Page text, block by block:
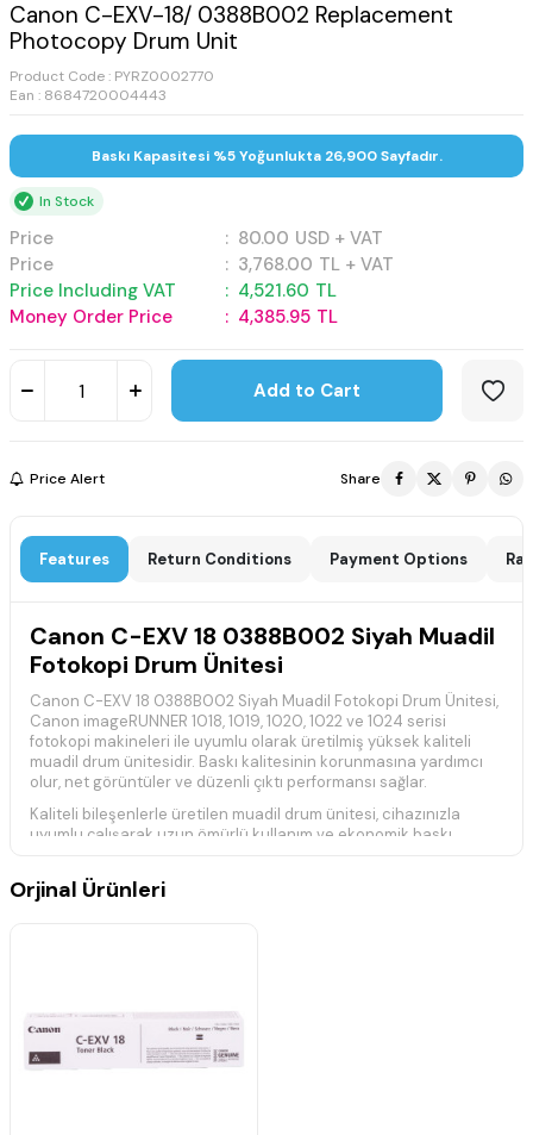
Canon C-EXV-18/ 0388B002 Replacement
Photocopy Drum Unit
Product Code : PYRZ0002770
Ean : 8684720004443
Baskı Kapasitesi %5 Yoğunlukta 26,900 Sayfadır.
In Stock
Price : 80.00 USD + VAT
Price
: 3,768.00 TL + VAT
Price Including VAT
: 4,521.60 TL
Money Order Price
: 4,385.95 TL
Add to Cart
Price Alert Share
Features Return Conditions Payment Options
Canon C-EXV 18 0388B002 Siyah Muadil
Fotokopi Drum Ünitesi
Canon C-EXV 18 0388B002 Siyah Muadil Fotokopi Drum Ünitesi,
Canon imageRUNNER 1018, 1019, 1020, 1022 ve 1024 serisi
fotokopi makineleri ile uyumlu olarak üretilmiş yüksek kaliteli
muadil drum ünitesidir. Baskı kalitesinin korunmasına yardımcı
olur, net görüntüler ve düzenli çıktı performansı sağlar.
Kaliteli bileşenlerle üretilen muadil drum ünitesi, cihazınızla
uyumlu çalışarak uzun ömürlü kullanım ve ekonomik baskı
Teknik Özellikler
Baskı Teknolojisi:
Özellikler:Yüksek kaliteli muadil drum ünitesidir. Net baskılar,
güvenilir performans ve ekonomik kullanım sağlar.
Orjinal Ürünleri